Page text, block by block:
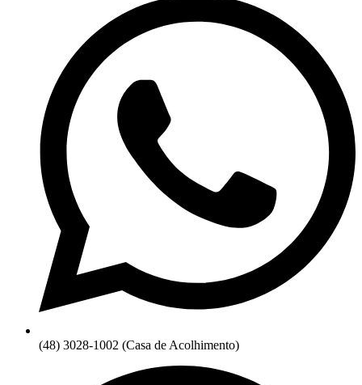
(48) 3028-1002 (Casa de Acolhimento)